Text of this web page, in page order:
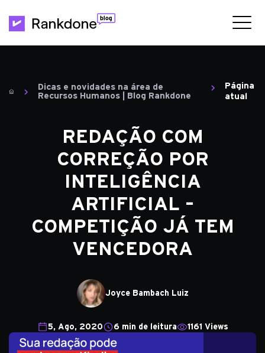
Dicas e novidades na área de
Recursos Humanos | Blog Rankdone
Página
atual
REDAÇÃO COM
CORREÇÃO POR
INTELIGÊNCIA
ARTIFICIAL –
COMPETIÇÃO JÁ TEM
VENCEDORA
Joyce Bambach Luiz
5, Ago, 2020 6 min de leitura 1161 Views